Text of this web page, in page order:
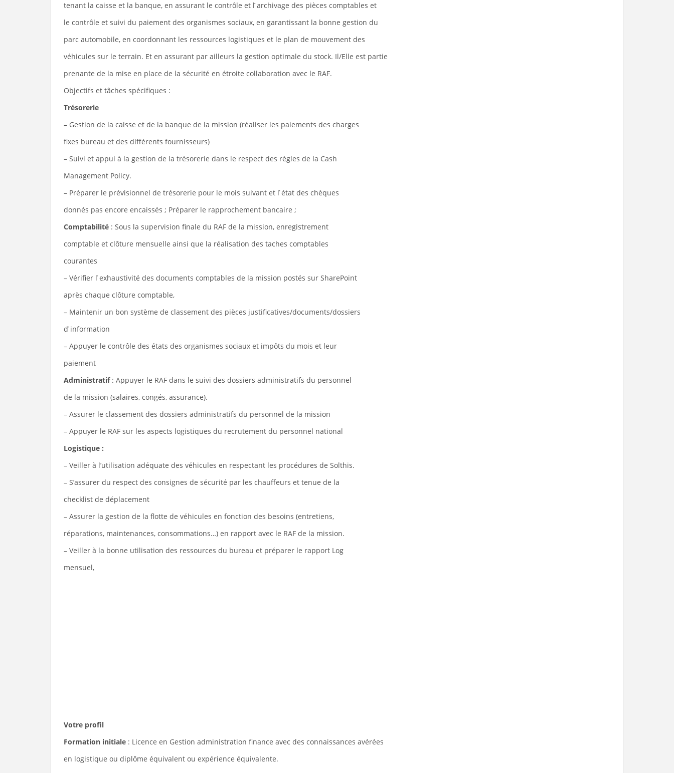
tenant la caisse et la banque, en assurant le contrôle et l ́archivage des pièces comptables et
le contrôle et suivi du paiement des organismes sociaux, en garantissant la bonne gestion du
parc automobile, en coordonnant les ressources logistiques et le plan de mouvement des
véhicules sur le terrain. Et en assurant par ailleurs la gestion optimale du stock. Il/Elle est partie
prenante de la mise en place de la sécurité en étroite collaboration avec le RAF.
Objectifs et tâches spécifiques :
Trésorerie
– Gestion de la caisse et de la banque de la mission (réaliser les paiements des charges
fixes bureau et des différents fournisseurs)
– Suivi et appui à la gestion de la trésorerie dans le respect des règles de la Cash
Management Policy.
– Préparer le prévisionnel de trésorerie pour le mois suivant et l ́état des chèques
donnés pas encore encaissés ; Préparer le rapprochement bancaire ;
Comptabilité : Sous la supervision finale du RAF de la mission, enregistrement
comptable et clôture mensuelle ainsi que la réalisation des taches comptables
courantes
– Vérifier l ́exhaustivité des documents comptables de la mission postés sur SharePoint
après chaque clôture comptable,
– Maintenir un bon système de classement des pièces justificatives/documents/dossiers
d ́information
– Appuyer le contrôle des états des organismes sociaux et impôts du mois et leur
paiement
Administratif : Appuyer le RAF dans le suivi des dossiers administratifs du personnel
de la mission (salaires, congés, assurance).
– Assurer le classement des dossiers administratifs du personnel de la mission
– Appuyer le RAF sur les aspects logistiques du recrutement du personnel national
Logistique :
– Veiller à l’utilisation adéquate des véhicules en respectant les procédures de Solthis.
– S’assurer du respect des consignes de sécurité par les chauffeurs et tenue de la
checklist de déplacement
– Assurer la gestion de la flotte de véhicules en fonction des besoins (entretiens,
réparations, maintenances, consommations…) en rapport avec le RAF de la mission.
– Veiller à la bonne utilisation des ressources du bureau et préparer le rapport Log
mensuel,
Votre profil
Formation initiale : Licence en Gestion administration finance avec des connaissances avérées
en logistique ou diplôme équivalent ou expérience équivalente.